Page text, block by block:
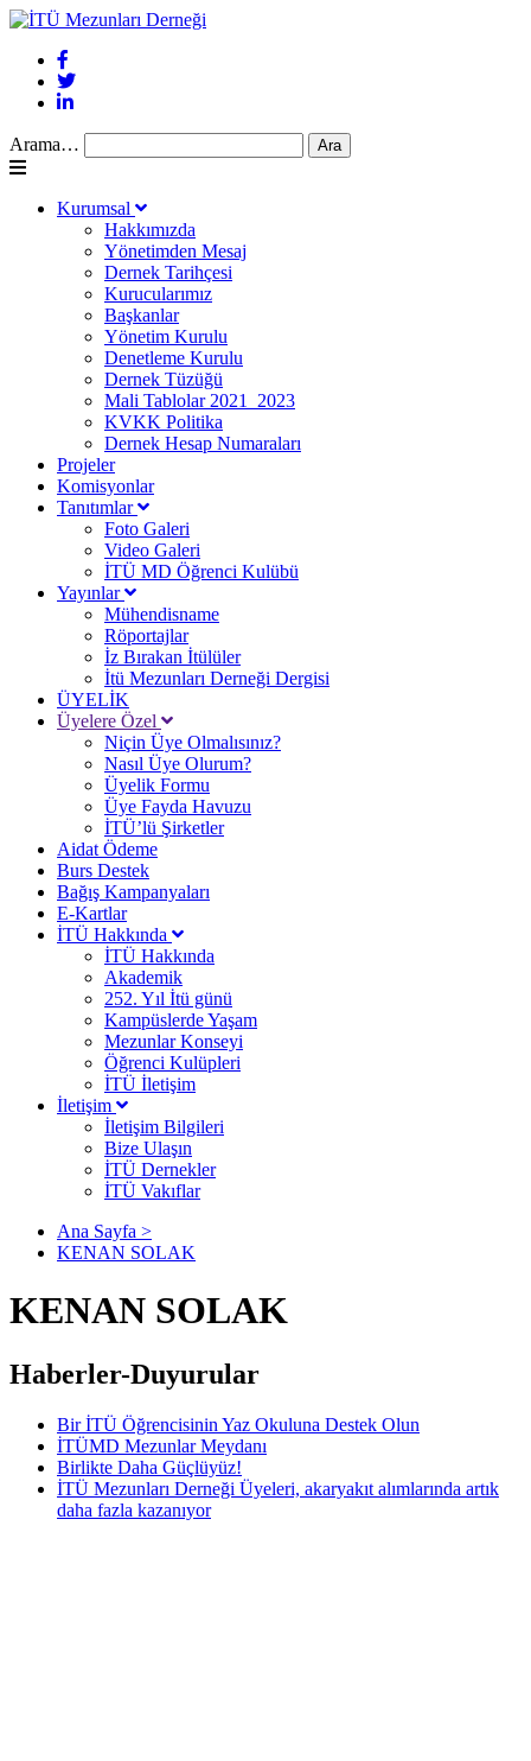
Arama…
Kurumsal
Hakkımızda
Yönetimden Mesaj
Dernek Tarihçesi
Kurucularımız
Başkanlar
Yönetim Kurulu
Denetleme Kurulu
Dernek Tüzüğü
Mali Tablolar 2021_2023
KVKK Politika
Dernek Hesap Numaraları
Projeler
Komisyonlar
Tanıtımlar
Foto Galeri
Video Galeri
İTÜ MD Öğrenci Kulübü
Yayınlar
Mühendisname
Röportajlar
İz Bırakan İtülüler
İtü Mezunları Derneği Dergisi
ÜYELİK
Üyelere Özel
Niçin Üye Olmalısınız?
Nasıl Üye Olurum?
Üyelik Formu
Üye Fayda Havuzu
İTÜ’lü Şirketler
Aidat Ödeme
Burs Destek
Bağış Kampanyaları
E-Kartlar
İTÜ Hakkında
İTÜ Hakkında
Akademik
252. Yıl İtü günü
Kampüslerde Yaşam
Mezunlar Konseyi
Öğrenci Kulüpleri
İTÜ İletişim
İletişim
İletişim Bilgileri
Bize Ulaşın
İTÜ Dernekler
İTÜ Vakıflar
Ana Sayfa >
KENAN SOLAK
KENAN SOLAK
Haberler-Duyurular
Bir İTÜ Öğrencisinin Yaz Okuluna Destek Olun
İTÜMD Mezunlar Meydanı
Birlikte Daha Güçlüyüz!
İTÜ Mezunları Derneği Üyeleri, akaryakıt alımlarında artık
daha fazla kazanıyor